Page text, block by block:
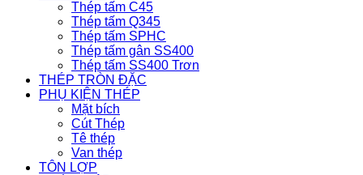
Thép tấm C45
Thép tấm Q345
Thép tấm SPHC
Thép tấm gân SS400
Thép tấm SS400 Trơn
THÉP TRÒN ĐẶC
PHỤ KIỆN THÉP
Mặt bích
Cút Thép
Tê thép
Van thép
TÔN LỢP